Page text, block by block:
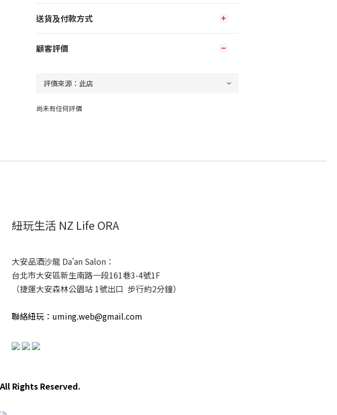
送貨及付款方式
顧客評價
尚未有任何評價
紐玩生活 NZ Life ORA
大安品酒沙龍 Da'an Salon：
台北市大安區新生南路一段161巷3-4號1F
（捷運大安森林公園站 1號出口 步行約2分鐘）
聯絡紐玩：uming.web@gmail.com
Rights Reserved.